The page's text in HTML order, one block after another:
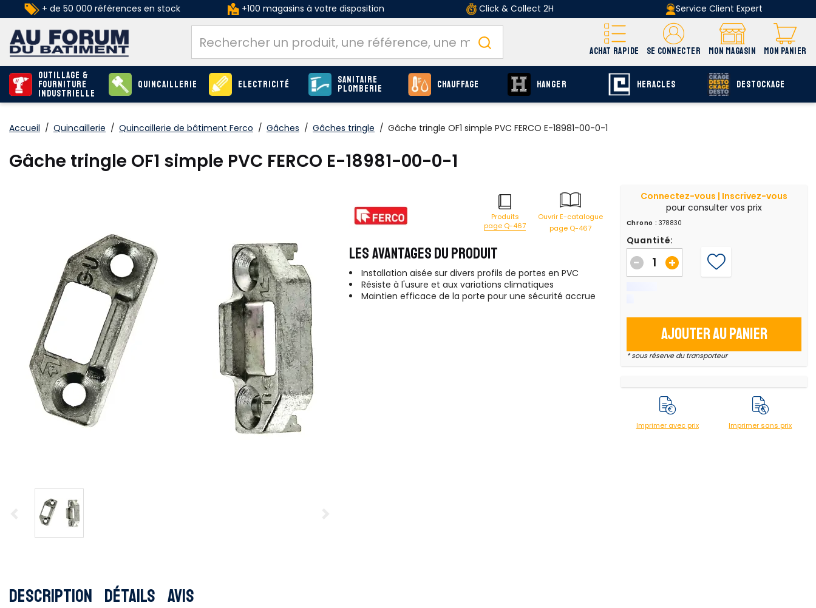
+ de 50 000 références en stock +100 magasins à votre disposition Click & Collect 2H Service Client Expert
ACHAT RAPIDE SE CONNECTER MON MAGASIN MON PANIER
Outillage &
Fourniture
industrielle
Quincaillerie Electricité Sanitaire
Plomberie Chauffage HANGER HERACLES DESTOCKAGE
Accueil / Quincaillerie / Quincaillerie de bâtiment Ferco / Gâches / Gâches tringle / Gâche tringle OF1 simple PVC FERCO E-18981-00-0-1
Gâche tringle OF1 simple PVC FERCO E-18981-00-0-1
Produits
page Q-467
Ouvrir E-catalogue
page Q-467
LES AVANTAGES DU PRODUIT
Installation aisée sur divers profils de portes en PVC
Résiste à l'usure et aux variations climatiques
Maintien efficace de la porte pour une sécurité accrue
Connectez-vous | Inscrivez-vous
pour consulter vos prix
Chrono : 378830
Quantité:
+
-
Ajouter au panier
* sous réserve du transporteur
Imprimer avec prix Imprimer sans prix
Description Détails Avis